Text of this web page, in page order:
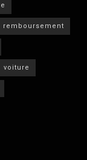
remboursement
voiture